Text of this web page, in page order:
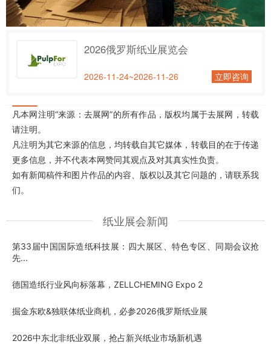
2026俄罗斯纸业展览会
2026-11-24~2026-11-26 立即咨询
凡本网注明“来源：去展网”的所有作品，版权均属于去展网，转载
请注明。
凡注明为其它来源的信息，均转载自其它媒体，转载目的在于传递
更多信息，并不代表本网赞同其观点及对其真实性负责。
如有新闻稿件和图片作品的内容、版权以及其它问题的，请联系我
们。
纸业展会新闻
第33届中国国际造纸科技展：四大展区、特色专区、同期会议抢
先...
德国造纸行业风向标落幕，ZELLCHEMING Expo 2
掘金东欧&独联体纸业商机，必参2026俄罗斯纸业展
2026中东北非纸业双展，抢占新兴纸业市场新机遇